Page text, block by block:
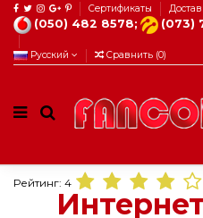
Сертификаты
(050) 482 8578; (073)
Русский Сравнить (0)
Рейтинг: 4